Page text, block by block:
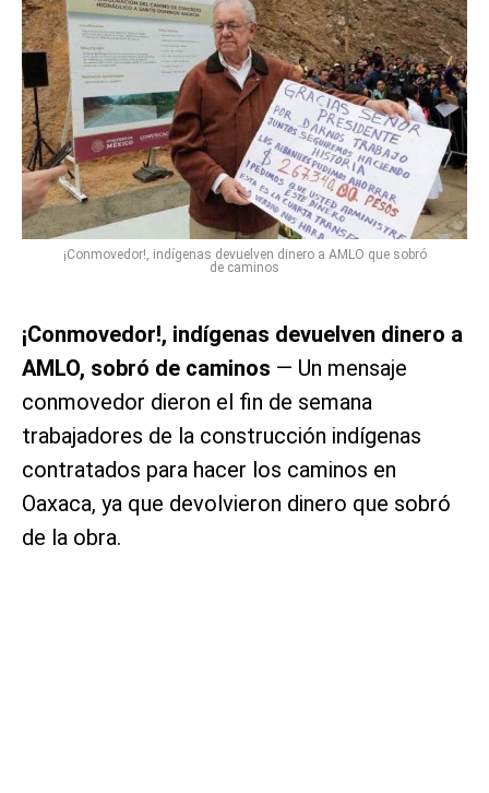
¡Conmovedor!, indígenas devuelven dinero a AMLO que sobró
de caminos
¡Conmovedor!, indígenas devuelven dinero a
AMLO, sobró de caminos — Un mensaje
conmovedor dieron el fin de semana
trabajadores de la construcción indígenas
contratados para hacer los caminos en
Oaxaca, ya que devolvieron dinero que sobró
de la obra.